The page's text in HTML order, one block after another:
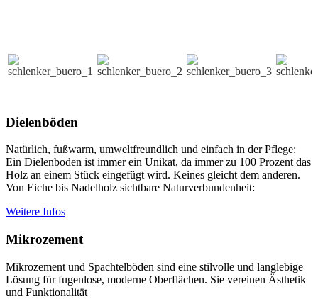
Dielenböden
Natürlich, fußwarm, umweltfreundlich und einfach in der Pflege:
Ein Dielenboden ist immer ein Unikat, da immer zu 100 Prozent das
Holz an einem Stück eingefügt wird. Keines gleicht dem anderen.
Von Eiche bis Nadelholz sichtbare Naturverbundenheit:
Weitere Infos
Mikrozement
Mikrozement und Spachtelböden sind eine stilvolle und langlebige
Lösung für fugenlose, moderne Oberflächen. Sie vereinen Ästhetik
und Funktionalität